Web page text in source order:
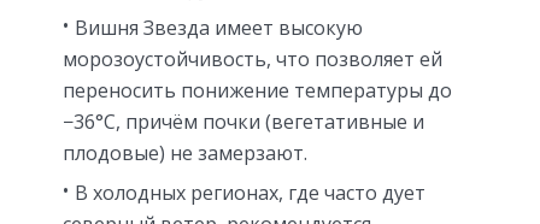
Вишня Звезда имеет высокую
морозоустойчивость, что позволяет ей
переносить понижение температуры до
−36°C, причём почки (вегетативные и
плодовые) не замерзают.
В холодных регионах, где часто дует